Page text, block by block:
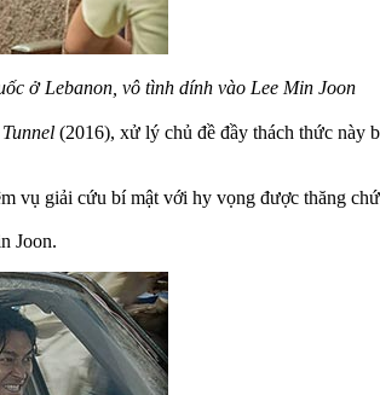
ở Lebanon, vô tình dính vào Lee Min Joon
Tunnel (2016), xử lý chủ đề đầy thách thức này
vụ giải cứu bí mật với hy vọng được thăng
Joon.